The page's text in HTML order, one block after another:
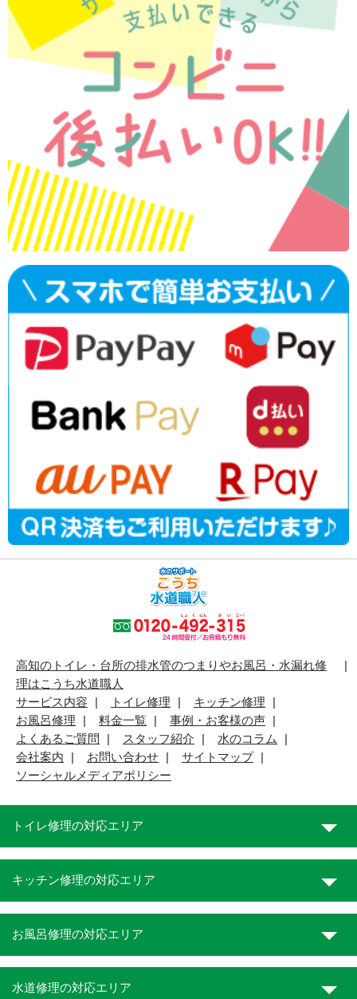
高知のトイレ・台所の排水管のつまりやお風呂・水漏れ修
理はこうち水道職人
サービス内容
トイレ修理
キッチン修理
お風呂修理
料金一覧
事例・お客様の声
よくあるご質問
スタッフ紹介
水のコラム
会社案内
お問い合わせ
サイトマップ
ソーシャルメディアポリシー
トイレ修理の対応エリア
キッチン修理の対応エリア
お風呂修理の対応エリア
水道修理の対応エリア